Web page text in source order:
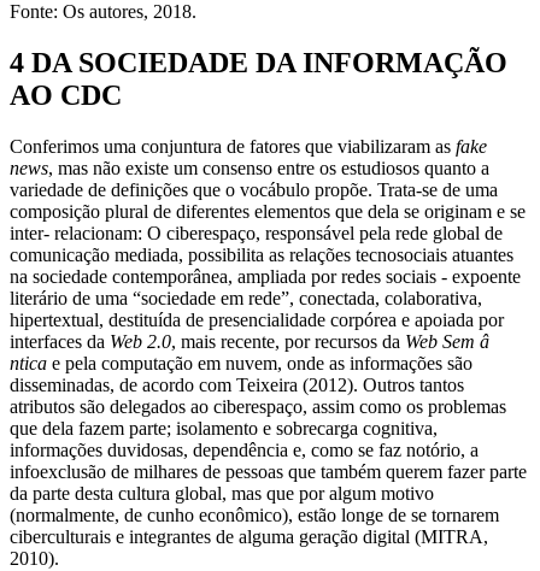
Fonte: Os autores, 2018.
4 DA SOCIEDADE DA INFORMAÇÃO
AO CDC
Conferimos uma conjuntura de fatores que viabilizaram as fake
news, mas não existe um consenso entre os estudiosos quanto a
variedade de definições que o vocábulo propõe. Trata-se de uma
composição plural de diferentes elementos que dela se originam e se
inter- relacionam: O ciberespaço, responsável pela rede global de
comunicação mediada, possibilita as relações tecnosociais atuantes
na sociedade contemporânea, ampliada por redes sociais - expoente
literário de uma “sociedade em rede”, conectada, colaborativa,
hipertextual, destituída de presencialidade corpórea e apoiada por
interfaces da Web 2.0, mais recente, por recursos da Web Sem â
ntica e pela computação em nuvem, onde as informações são
disseminadas, de acordo com Teixeira (2012). Outros tantos
atributos são delegados ao ciberespaço, assim como os problemas
que dela fazem parte; isolamento e sobrecarga cognitiva,
informações duvidosas, dependência e, como se faz notório, a
infoexclusão de milhares de pessoas que também querem fazer parte
da parte desta cultura global, mas que por algum motivo
(normalmente, de cunho econômico), estão longe de se tornarem
ciberculturais e integrantes de alguma geração digital (MITRA,
2010).